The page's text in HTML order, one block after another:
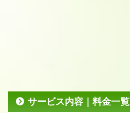
サービス内容｜料金一覧